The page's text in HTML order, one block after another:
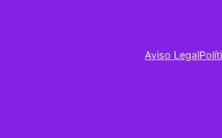
Aviso Legal